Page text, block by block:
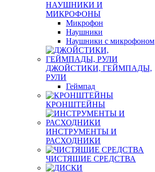
НАУШНИКИ И
МИКРОФОНЫ
Микрофон
Наушники
Наушники с микрофоном
ДЖОЙСТИКИ, ГЕЙМПАДЫ,
РУЛИ
Геймпад
КРОНШТЕЙНЫ
ИНСТРУМЕНТЫ И
РАСХОДНИКИ
ЧИСТЯЩИЕ СРЕДСТВА